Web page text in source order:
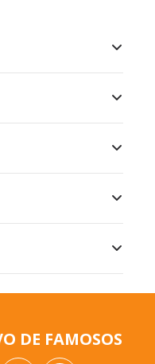
DE FAMOSOS